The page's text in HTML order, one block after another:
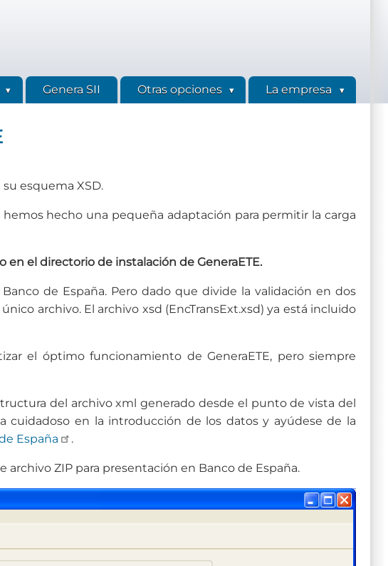
Genera SII Otras opciones La empresa
esquema XSD.
hemos hecho una pequeña adaptación para permitir la carga
en el directorio de instalación de GeneraETE.
de España. Pero dado que divide la validación en dos
archivo. El archivo xsd (EncTransExt.xsd) ya está incluido
el óptimo funcionamiento de GeneraETE, pero siempre
del archivo xml generado desde el punto de vista del
cuidadoso en la introducción de los datos y ayúdese de la
España .
ZIP para presentación en Banco de España.